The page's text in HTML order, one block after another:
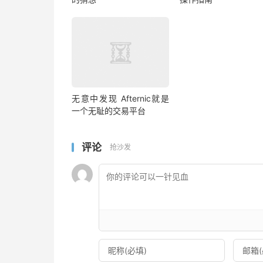
无意中发现 Afternic就是
一个无耻的交易平台
评论 抢沙发